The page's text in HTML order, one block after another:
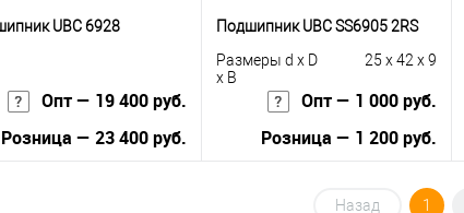
UBC 6928
Опт — 19 400 руб.
Розница — 23 400 руб.
Подшипник UBC SS6905 2RS
Размеры d x D
x B
25 x 42 x 9
Опт — 1 000 руб.
Розница — 1 200 руб.
В корзину
Назад 1